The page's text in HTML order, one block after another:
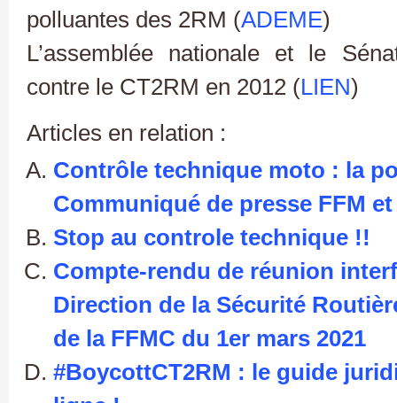
polluantes des 2RM (ADEME)
L’assemblée nationale et le
contre le CT2RM en 2012 (LIEN)
Articles en relation :
Contrôle technique moto : la
Communiqué de presse FFM
Stop au controle technique !!
Compte-rendu de réunion
Direction de la Sécurité
de la FFMC du 1er mars 2021
#BoycottCT2RM : le guide